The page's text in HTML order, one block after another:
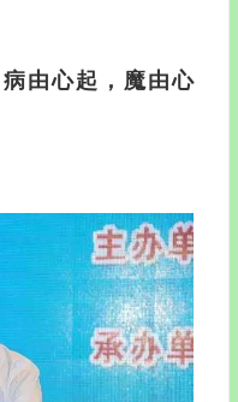
由心起，魔由心